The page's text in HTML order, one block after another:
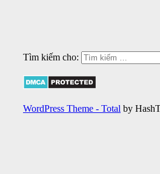
Tìm kiếm cho:
WordPress Theme - Total by